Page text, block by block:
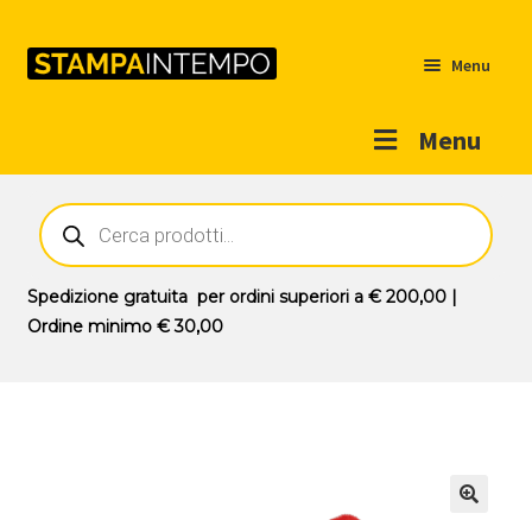
Menu
Menu
Outlet
Prodotti
Novità
Ricerca
prodotti
Spedizione gratuitaper ordini superiori a € 200,00|
Ordine minimo € 30,00